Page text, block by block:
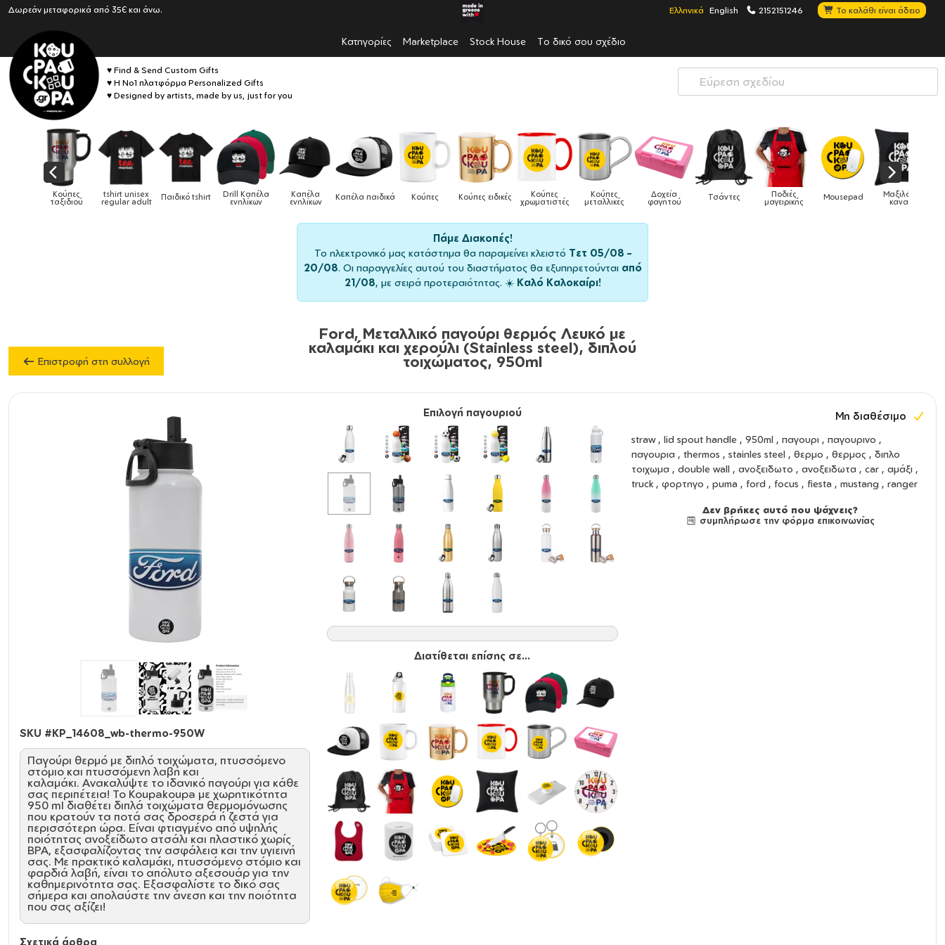
Δωρεάν μεταφορικά από 35€ και άνω. Ελληνικά English 2152151246 Το καλάθι είναι άδειο
Κατηγορίες Marketplace Stock House Το δικό σου σχέδιο
♥ Find & Send Custom Gifts
♥ Η No1 πλατφόρμα Personalized Gifts
♥ Designed by artists, made by us, just for you
Drill Καπέλα
ενηλίκων
Καπέλα
ενηλίκων Καπέλα παιδικά Κούπες Κούπες ειδικές Κούπες
χρωματιστές
Κούπες
μεταλλικές
Δοχεία
φαγητού Τσάντες Ποδιές
μαγειρικής Mousepad Μαξιλάρια
καναπέ Phone Holders Ρολόγια Βρεφικά
Πάμε Διακοπές!
Το ηλεκτρονικό μας κατάστημα θα παραμείνει κλειστό Τετ 05/08 –
20/08. Οι παραγγελίες αυτού του διαστήματος θα εξυπηρετούνται από
21/08, με σειρά προτεραιότητας. ☀️ Καλό Καλοκαίρι!
Επιστροφή στη συλλογή
Ford, Μεταλλικό παγούρι θερμός Λευκό με
καλαμάκι και χερούλι (Stainless steel), διπλού
τοιχώματος, 950ml
SKU #KP_14608_wb-thermo-950W
Παγούρι θερμό με διπλό τοιχώματα, πτυσσόμενο
στόμιο και πτυσσόμενη λαβή και
καλαμάκι. Ανακαλύψτε το ιδανικό παγούρι για κάθε
σας περιπέτεια! Το Koupakoupa με χωρητικότητα
950 ml διαθέτει διπλά τοιχώματα θερμομόνωσης
που κρατούν τα ποτά σας δροσερά ή ζεστά για
περισσότερη ώρα. Είναι φτιαγμένο από υψηλής
ποιότητας ανοξείδωτο ατσάλι και πλαστικό χωρίς
BPA, εξασφαλίζοντας την ασφάλεια και την υγιεινή
σας. Με πρακτικό καλαμάκι, πτυσσόμενο στόμιο και
φαρδιά λαβή, είναι το απόλυτο αξεσουάρ για την
καθημερινότητα σας. Εξασφαλίστε το δικό σας
σήμερα και απολαύστε την άνεση και την ποιότητα
που σας αξίζει!
Σχετικά άρθρα
Επιλογή παγουριού
Διατίθεται επίσης σε...
Μη διαθέσιμο
straw, lid spout handle, 950ml , παγουρι , παγουρινο ,
παγουρια , thermos , stainles steel , θερμο , θερμος , διπλο
τοιχωμα , double wall , ανοξειδωτο , ανοξειδωτα , car , αμάξι ,
truck , φορτηγο , puma , ford , focus , fiesta , mustang , ranger
Δεν βρήκες αυτό που ψάχνεις?
συμπλήρωσε την φόρμα επικοινωνίας